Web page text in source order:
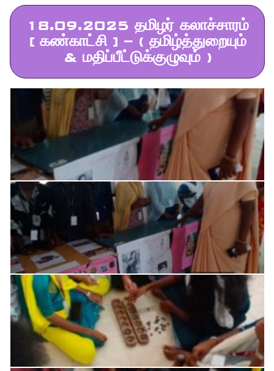
18.09.2025 தமிழர் கலாச்சாரம்
[ கண்காட்சி ] – ( தமிழ்த்துறையும்
& மதிப்பீட்டுக்குழுவும் )